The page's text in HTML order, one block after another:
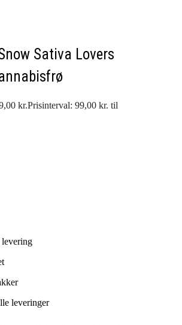
Sativa Lovers
kr.Prisinterval: 99,00 kr. til
levering
leveringer